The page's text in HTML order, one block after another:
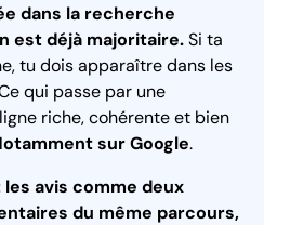
dans la recherche
est déjà majoritaire.Si ta
tu dois apparaître dans les
qui passe par une
riche, cohérente et bien
sur Google.
avis comme deux
du même parcours,